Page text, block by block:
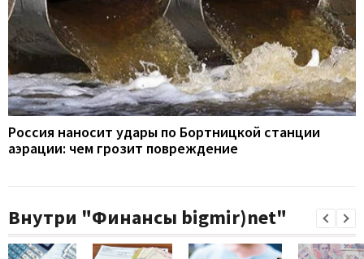
Россия наносит удары по Бортницкой станции
аэрации: чем грозит повреждение
Внутри "Финансы bigmir)net"